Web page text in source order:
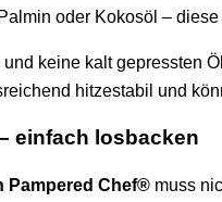
oder Kokosöl –
keine kalt gepressten
hitzestabil und
einfach losbacken
Pampered Chef® muss